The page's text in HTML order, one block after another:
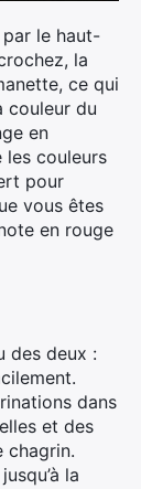
le haut-
la
ce qui
couleur du
en
couleurs
pour
vous êtes
en rouge
des deux :
dans
et des
chagrin.
la